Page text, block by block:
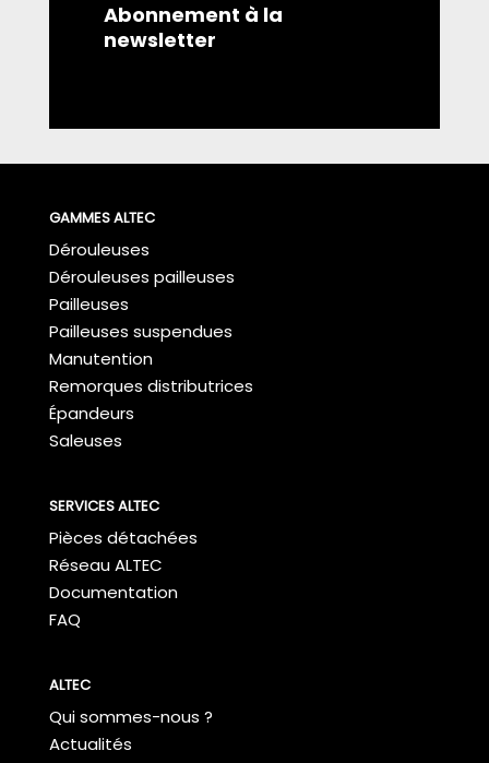
Abonnement à la
newsletter
GAMMES ALTEC
Dérouleuses
Dérouleuses pailleuses
Pailleuses
Pailleuses suspendues
Manutention
Remorques distributrices
Épandeurs
Saleuses
SERVICES ALTEC
Pièces détachées
Réseau ALTEC
Documentation
FAQ
ALTEC
Qui sommes-nous ?
Actualités